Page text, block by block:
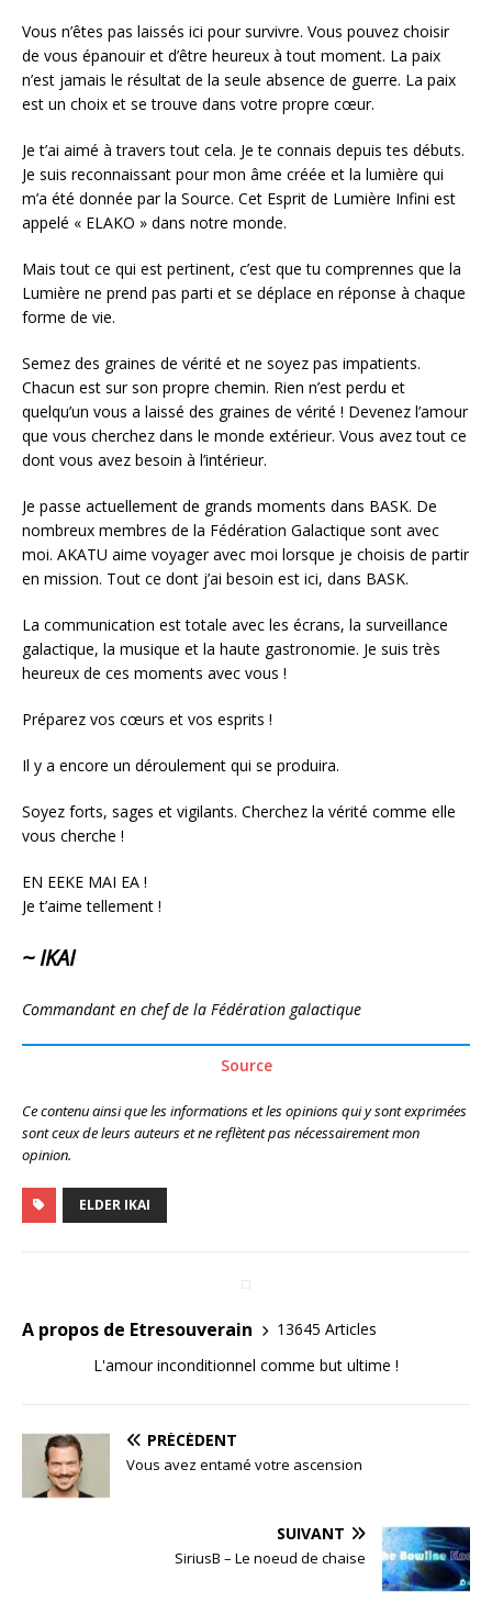
Vous n’êtes pas laissés ici pour survivre. Vous pouvez choisir
de vous épanouir et d’être heureux à tout moment. La paix
n’est jamais le résultat de la seule absence de guerre. La paix
est un choix et se trouve dans votre propre cœur.
Je t’ai aimé à travers tout cela. Je te connais depuis tes débuts.
Je suis reconnaissant pour mon âme créée et la lumière qui
m’a été donnée par la Source. Cet Esprit de Lumière Infini est
appelé « ELAKO » dans notre monde.
Mais tout ce qui est pertinent, c’est que tu comprennes que la
Lumière ne prend pas parti et se déplace en réponse à chaque
forme de vie.
Semez des graines de vérité et ne soyez pas impatients.
Chacun est sur son propre chemin. Rien n’est perdu et
quelqu’un vous a laissé des graines de vérité ! Devenez l’amour
que vous cherchez dans le monde extérieur. Vous avez tout ce
dont vous avez besoin à l’intérieur.
Je passe actuellement de grands moments dans BASK. De
nombreux membres de la Fédération Galactique sont avec
moi. AKATU aime voyager avec moi lorsque je choisis de partir
en mission. Tout ce dont j’ai besoin est ici, dans BASK.
La communication est totale avec les écrans, la surveillance
galactique, la musique et la haute gastronomie. Je suis très
heureux de ces moments avec vous !
Préparez vos cœurs et vos esprits !
Il y a encore un déroulement qui se produira.
Soyez forts, sages et vigilants. Cherchez la vérité comme elle
vous cherche !
EN EEKE MAI EA !
Je t’aime tellement !
~ IKAI
Commandant en chef de la Fédération galactique
Source
Ce contenu ainsi que les informations et les opinions qui y sont exprimées
sont ceux de leurs auteurs et ne reflètent pas nécessairement mon
opinion.
ELDER IKAI
A propos de Etresouverain
13645 Articles
L'amour inconditionnel comme but ultime !
PRÉCÉDENT
Vous avez entamé votre ascension
SUIVANT
SiriusB – Le noeud de chaise